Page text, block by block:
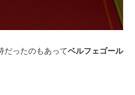
だったのもあってベルフェゴール